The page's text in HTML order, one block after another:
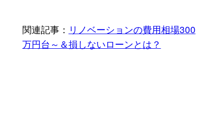
関連記事： リノベーションの費用相場300
万円台～＆損しないローンとは？